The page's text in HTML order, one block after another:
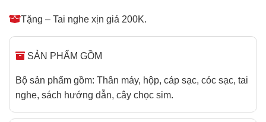
Tặng – Tai nghe xịn giá 200K.
SẢN PHẨM GỒM
Bộ sản phẩm gồm: Thân máy, hộp, cáp sạc, cóc sạc, tai
nghe, sách hướng dẫn, cây chọc sim.